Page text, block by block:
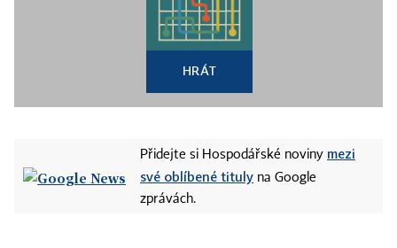
HRÁT
Přidejte si Hospodářské noviny mezi
své oblíbené tituly na Google
zprávách.